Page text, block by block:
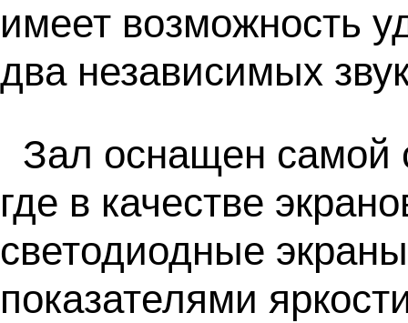
имеет возможность
два независимых
Зал оснащен самой
где в качестве
светодиодные
показателями